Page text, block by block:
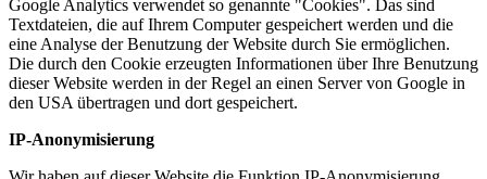
Google Analytics verwendet so genannte "Cookies". Das sind
Textdateien, die auf Ihrem Computer gespeichert werden und die
eine Analyse der Benutzung der Website durch Sie ermöglichen.
Die durch den Cookie erzeugten Informationen über Ihre Benutzung
dieser Website werden in der Regel an einen Server von Google in
den USA übertragen und dort gespeichert.
IP-Anonymisierung